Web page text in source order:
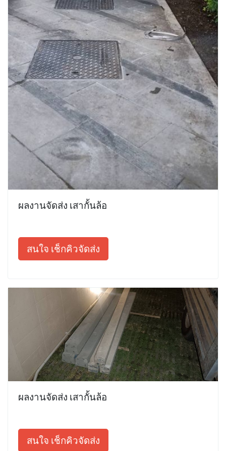
ผลงานจัดส่ง เสากั้นล้อ
สนใจ เช็กคิวจัดส่ง
ผลงานจัดส่ง เสากั้นล้อ
สนใจ เช็กคิวจัดส่ง